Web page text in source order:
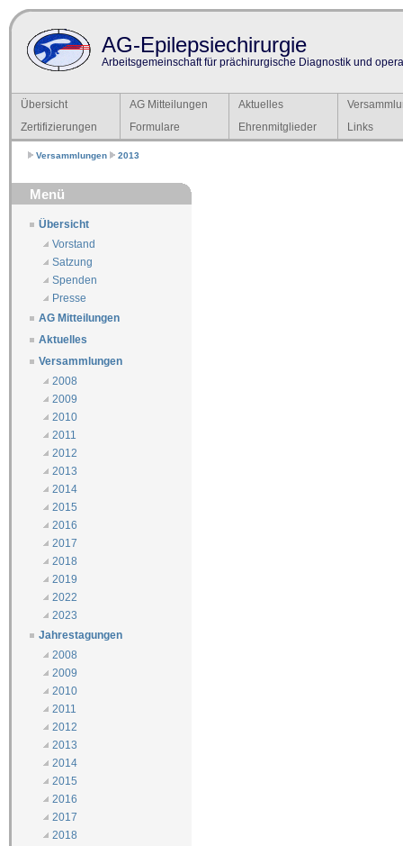
AG-Epilepsiechirurgie
Arbeitsgemeinschaft für prächirurgische Diagnostik und
Übersicht AG Mitteilungen Aktuelles
Zertifizierungen
Formulare Ehrenmitglieder Links
Versammlungen 2013
Menü
Übersicht
Vorstand
Satzung
Spenden
Presse
AG Mitteilungen
Aktuelles
Versammlungen
2008
2009
2010
2011
2012
2013
2014
2015
2016
2017
2018
2019
2022
2023
Jahrestagungen
2008
2009
2010
2011
2012
2013
2014
2015
2016
2017
2018